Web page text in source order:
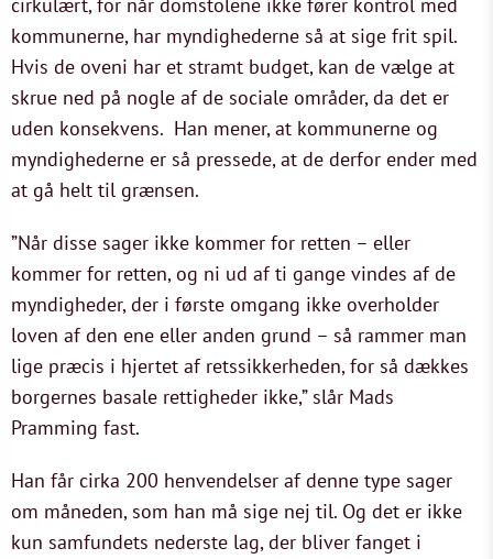
kommunerne, har myndighederne så at sige frit spil.
Hvis de oveni har et stramt budget, kan de vælge at
skrue ned på nogle af de sociale områder, da det er
uden konsekvens. Han mener, at kommunerne og
myndighederne er så pressede, at de derfor ender med
at gå helt til grænsen.
”Når disse sager ikke kommer for retten – eller
kommer for retten, og ni ud af ti gange vindes af de
myndigheder, der i første omgang ikke overholder
loven af den ene eller anden grund – så rammer man
lige præcis i hjertet af retssikkerheden, for så dækkes
borgernes basale rettigheder ikke,” slår Mads
Pramming fast.
Han får cirka 200 henvendelser af denne type sager
om måneden, som han må sige nej til. Og det er ikke
kun samfundets nederste lag, der bliver fanget i